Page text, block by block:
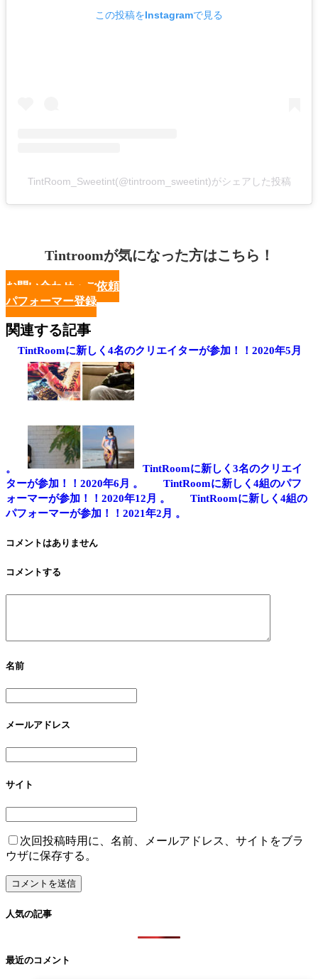
この投稿をInstagramで見る
TintRoom_Sweetint(@tintroom_sweetint)がシェアした投稿
Tintroomが気になった方はこちら！
お問い合わせ・ご依頼
パフォーマー登録
関連する記事
TintRoomに新しく4名のクリエイターが参加！！2020年5月
。
TintRoomに新しく3名のクリエイ
ターが参加！！2020年6月 。
TintRoomに新しく4組のパフ
ォーマーが参加！！2020年12月 。
TintRoomに新しく4組の
パフォーマーが参加！！2021年2月 。
コメントはありません
コメントする
名前
メールアドレス
サイト
次回投稿時用に、名前、メールアドレス、サイトをブラ
ウザに保存する。
人気の記事
最近のコメント